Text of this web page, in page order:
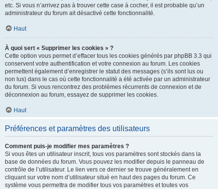
etc. Si vous n’arrivez pas à trouver cette case à cocher, il est probable qu’un
administrateur du forum ait désactivé cette fonctionnalité.
Haut
À quoi sert « Supprimer les cookies » ?
Cette option vous permet d’effacer tous les cookies générés par phpBB 3.3 qui
conservent votre authentification et votre connexion au forum. Les cookies
permettent également d’enregistrer le statut des messages (s’ils sont lus ou
non lus) dans le cas où cette fonctionnalité a été activée par un administrateur
du forum. Si vous rencontrez des problèmes récurrents de connexion et de
déconnexion au forum, essayez de supprimer les cookies.
Haut
Préférences et paramètres des utilisateurs
Comment puis-je modifier mes paramètres ?
Si vous êtes un utilisateur inscrit, tous vos paramètres sont stockés dans la
base de données du forum. Vous pouvez les modifier depuis le panneau de
contrôle de l’utilisateur. Le lien vers ce dernier se trouve généralement en
cliquant sur votre nom d’utilisateur situé en haut des pages du forum. Ce
système vous permettra de modifier tous vos paramètres et toutes vos